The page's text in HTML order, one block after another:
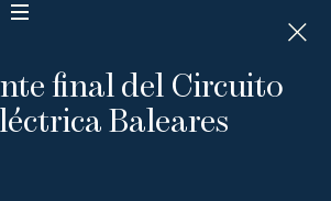
final del Circuito
Baleares